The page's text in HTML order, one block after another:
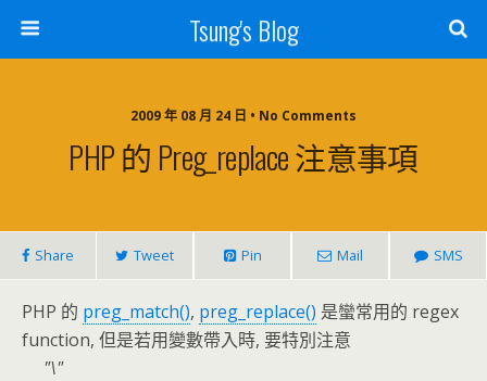
Tsung's Blog
2009 年 08 月 24 日 • No Comments
PHP 的 Preg_replace 注意事項
Share Tweet Pin Mail SMS
PHP 的 preg_match(), preg_replace() 是蠻常用的 regex
function, 但是若用變數帶入時, 要特別注意
\